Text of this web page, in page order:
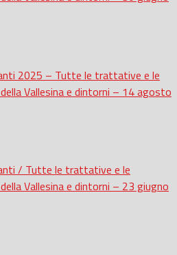
2025 – Tutte le trattative e le
Vallesina e dintorni – 14 agosto
/ Tutte le trattative e le
Vallesina e dintorni – 23 giugno